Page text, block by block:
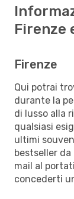
Firenze
Firenze
Qui potrai
durante la
di lusso alla
qualsiasi
ultimi
bestseller
mail al
concederti